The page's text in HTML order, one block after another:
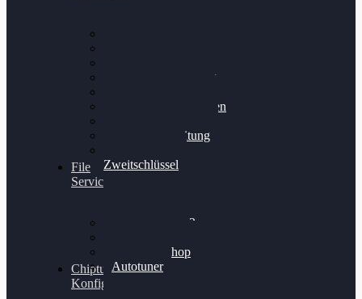
Getriebeoptimierung
Bremsscheiben planen
Felgenaufbereitung
Zweitschlüssel
File
Service
Alientech Kess3
Alientech Shop
Autotuner
Chiptuning
Konfigurator